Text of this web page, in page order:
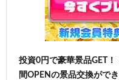
投資0円で豪華景品GET
間OPENの景品交換がで